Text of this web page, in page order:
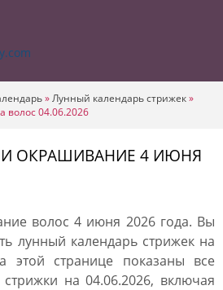
»Лунный календарь стрижек»
волос 04.06.2026
ОКРАШИВАНИЕ 4 ИЮНЯ
волос 4 июня 2026 года. Вы
лунный календарь стрижек на
этой странице показаны все
на 04.06.2026, включая